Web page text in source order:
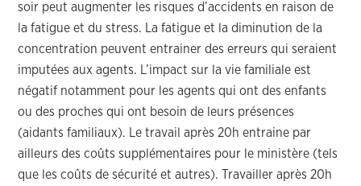
soir peut augmenter les risques d’accidents en raison de
la fatigue et du stress. La fatigue et la diminution de la
concentration peuvent entrainer des erreurs qui seraient
imputées aux agents. L’impact sur la vie familiale est
négatif notamment pour les agents qui ont des enfants
ou des proches qui ont besoin de leurs présences
(aidants familiaux). Le travail après 20h entraine par
ailleurs des coûts supplémentaires pour le ministère (tels
que les coûts de sécurité et autres). Travailler après 20h